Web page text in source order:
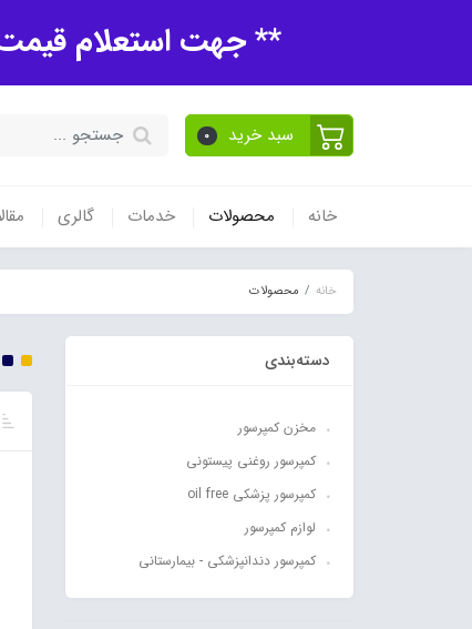
** جهت استعلام قیمت
سبد خرید 0
خانه محصولات خدمات گالری
خانه محصولات
دسته‌بندی
مخزن کمپرسور
کمپرسور روغنی پیستونی
کمپرسور پزشکی oil free
لوازم کمپرسور
کمپرسور دندانپزشکی - بیمارستانی